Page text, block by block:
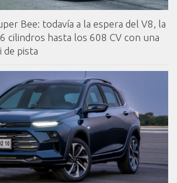
Bee: todavía a la espera del V8, la
cilindros hasta los 608 CV con una
de pista